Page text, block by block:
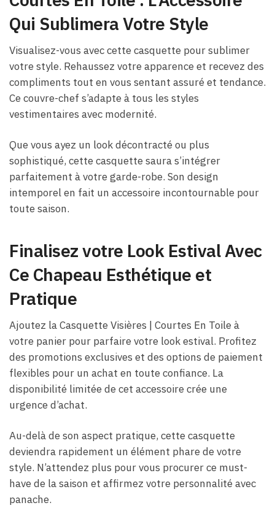
Qui Sublimera Votre Style
Visualisez-vous avec cette casquette pour sublimer
votre style. Rehaussez votre apparence et recevez des
compliments tout en vous sentant assuré et tendance.
Ce couvre-chef s’adapte à tous les styles
vestimentaires avec modernité.
Que vous ayez un look décontracté ou plus
sophistiqué, cette casquette saura s’intégrer
parfaitement à votre garde-robe. Son design
intemporel en fait un accessoire incontournable pour
toute saison.
Finalisez votre Look Estival Avec
Ce Chapeau Esthétique et
Pratique
Ajoutez la Casquette Visières | Courtes En Toile à
votre panier pour parfaire votre look estival. Profitez
des promotions exclusives et des options de paiement
flexibles pour un achat en toute confiance. La
disponibilité limitée de cet accessoire crée une
urgence d’achat.
Au-delà de son aspect pratique, cette casquette
deviendra rapidement un élément phare de votre
style. N’attendez plus pour vous procurer ce must-
have de la saison et affirmez votre personnalité avec
panache.